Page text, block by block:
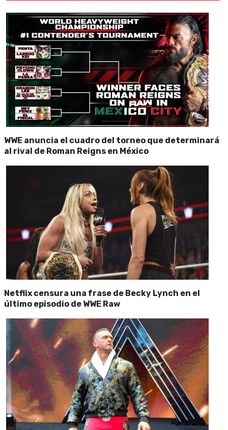
WWE anuncia el cuadro del torneo que determinará
al rival de Roman Reigns en México
Netflix censura una frase de Becky Lynch en el
último episodio de WWE Raw